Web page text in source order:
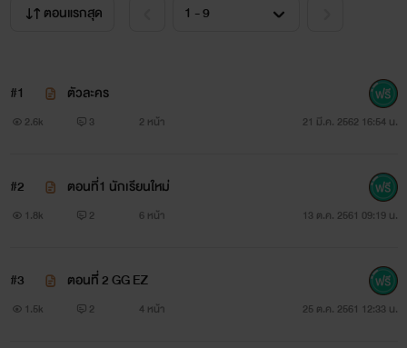
ปล.ปัญหาเยอะเนอะ-*-
อ่านก่อนได้
ตอนแรกสุด
#1 ตัวละคร
2.6k 3 2 หน้า 21 มี.ค. 2562 16:54 น.
#2 ตอนที่1 นักเรียนใหม่
1.8k 2 6 หน้า 13 ต.ค. 2561 09:19 น.
#3 ตอนทีี่ 2 GG EZ
1.5k 2 4 หน้า 25 ต.ค. 2561 12:33 น.